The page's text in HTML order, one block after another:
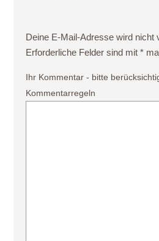
Deine E-Mail-Adresse wird nicht
Erforderliche Felder sind mit*
Ihr Kommentar - bitte
Kommentarregeln